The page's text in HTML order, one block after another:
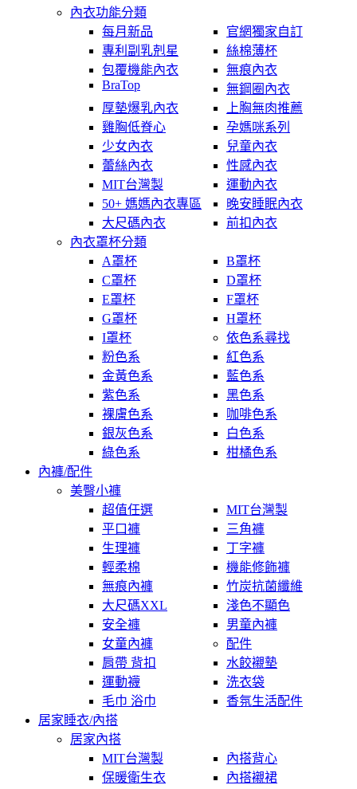
內衣功能分類
每月新品
官網獨家自訂
專利副乳剋星
絲棉薄杯
包覆機能內衣
無痕內衣
BraTop
無鋼圈內衣
厚墊爆乳內衣
上胸無肉推薦
雞胸低脊心
孕媽咪系列
少女內衣
兒童內衣
蕾絲內衣
性感內衣
MIT台灣製
運動內衣
50+ 媽媽內衣專區
晚安睡眠內衣
大尺碼內衣
前扣內衣
內衣罩杯分類
A罩杯
B罩杯
C罩杯
D罩杯
E罩杯
F罩杯
G罩杯
H罩杯
I罩杯
依色系尋找
粉色系
紅色系
金黃色系
藍色系
紫色系
黑色系
裸膚色系
咖啡色系
銀灰色系
白色系
綠色系
柑橘色系
內褲/配件
美臀小褲
超值任選
MIT台灣製
平口褲
三角褲
生理褲
丁字褲
輕柔棉
機能修飾褲
無痕內褲
竹炭抗菌纖維
大尺碼XXL
淺色不顯色
安全褲
男童內褲
女童內褲
配件
肩帶 背扣
水餃襯墊
運動襪
洗衣袋
毛巾 浴巾
香氛生活配件
居家睡衣/內搭
居家內搭
MIT台灣製
內搭背心
保暖衛生衣
內搭襯裙